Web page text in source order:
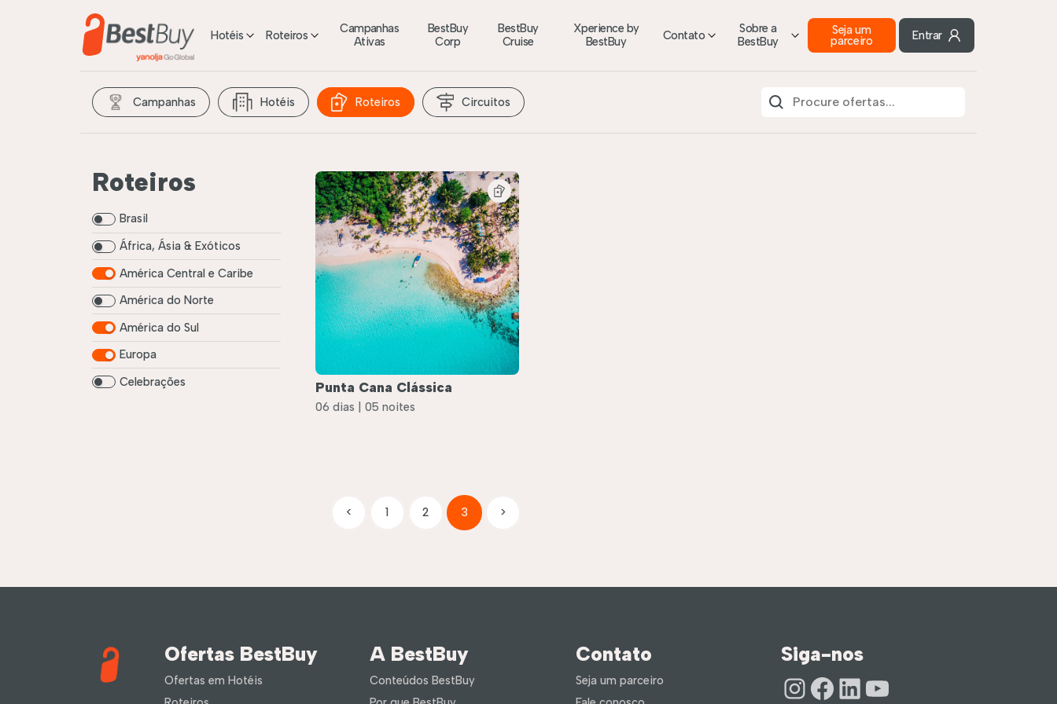
Hotéis Roteiros
Campanhas
Ativas
BestBuy
Corp
BestBuy
Cruise
Xperience by
BestBuy
Contato
Sobre a
BestBuy
Seja um
parceiro Entrar
Campanhas Hotéis Roteiros Circuitos
Roteiros
Brasil
África, Ásia & Exóticos
América Central e Caribe
América do Norte
América do Sul
Europa
Celebrações
Punta Cana Clássica
06 dias | 05 noites
< 1 2 3 >
Ofertas BestBuy
Ofertas em Hotéis
A BestBuy
Conteúdos BestBuy
Contato
Seja um parceiro
Siga-nos
Instagram